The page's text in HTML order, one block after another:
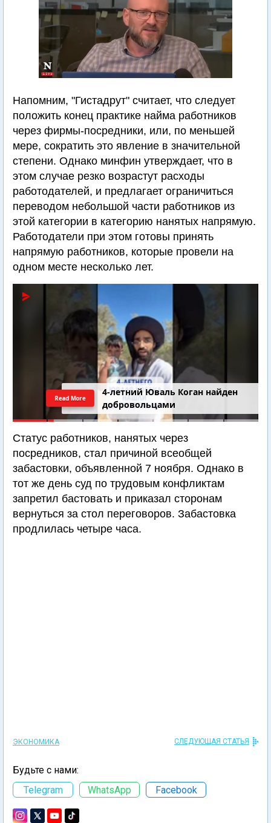
Напомним, "Гистадрут" считает, что следует
положить конец практике найма работников
через фирмы-посредники, или, по меньшей
мере, сократить это явление в значительной
степени. Однако минфин утверждает, что в
этом случае резко возрастут расходы
работодателей, и предлагает ограничиться
переводом небольшой части работников из
этой категории в категорию нанятых напрямую.
Работодатели при этом готовы принять
напрямую работников, которые провели на
одном месте несколько лет.
4-летний Юваль Коган найден
добровольцами
Read More
Статус работников, нанятых через
посредников, стал причиной всеобщей
забастовки, объявленной 7 ноября. Однако в
тот же день суд по трудовым конфликтам
запретил бастовать и приказал сторонам
вернуться за стол переговоров. Забастовка
продлилась четыре часа.
ЭКОНОМИКА СЛЕДУЮЩАЯ СТАТЬЯ
Будьте с нами:
Telegram
WhatsApp Facebook